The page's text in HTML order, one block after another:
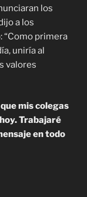
los
a los
“Como primera
uniría al
valores
mis colegas
Trabajaré
en todo